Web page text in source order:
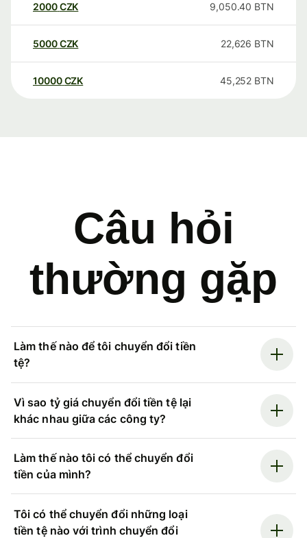
2000CZK 9,050.40 BTN
5000CZK 22,626 BTN
10000 CZK 45,252 BTN
Câu hỏi
thường gặp
Làm thế nào để tôi chuyển đổi tiền
tệ?
Vì sao tỷ giá chuyển đổi tiền tệ lại
khác nhau giữa các công ty?
Làm thế nào tôi có thể chuyển đổi
tiền của mình?
Tôi có thể chuyển đổi những loại
tiền tệ nào với trình chuyển đổi